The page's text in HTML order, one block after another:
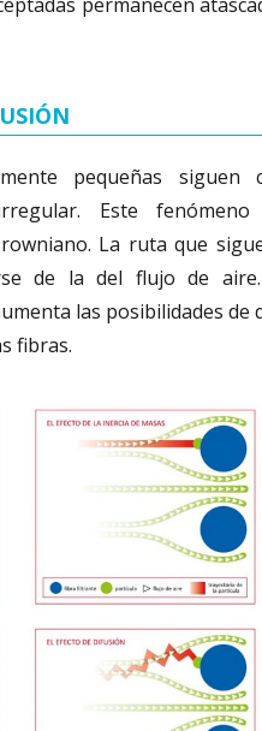
pequeñas siguen
Este fenómeno
La ruta que
de la del flujo de
las posibilidades de
fibras.